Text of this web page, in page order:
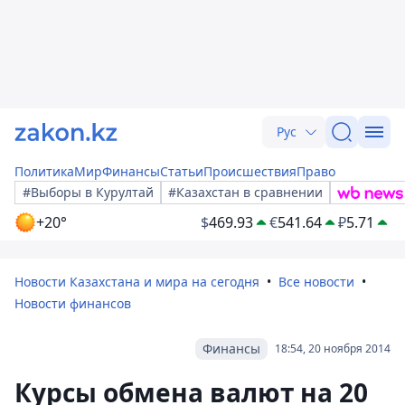
Рус
ПолитикаМирФинансыСтатьиПроисшествияПраво
#Выборы в Курултай
#Казахстан в сравнении
+20° $469.93 €541.64 ₽5.71
Новости Казахстана и мира на сегодня
Все новости
Новости финансов
18:54, 20 ноября 2014
Финансы
Курсы обмена валют на 20